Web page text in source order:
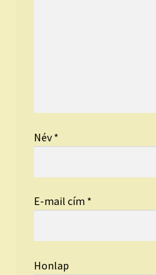
Név*
E-mail cím *
Honlap